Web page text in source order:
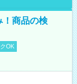
！商品の検
OK